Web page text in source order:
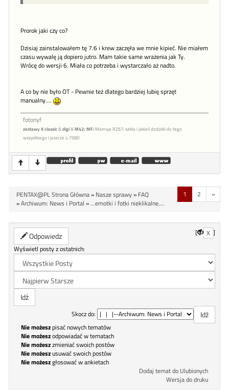
Prorok jaki czy co?
Dzisiaj zainstalowałem tę 7.6 i krew zaczęła we mnie kipieć. Nie miałem
czasu wywalę ją dopiero jutro. Mam takie same wrażenia jak Ty.
Wrócę do wersji 6. Miała co potrzeba i wystarczało aż nadto.
A co by nie było OT - Pewnie też dlatego bardziej lubię sprzęt
manualny....
fotonyf
zestawy K classic&digi&M42; MF:Mamiya RZ67; szkła i jakieś dodatki do tego
wszystkiego i jeszcze L-758D
1 2 »
PENTAX@PL Strona Główna» Nasze sprawy» FAQ
»Archiwum: News i Portal »...emotki i fotki nieklikalne....
Odpowiedz [ X ]
Wyświetl posty z ostatnich:
Skocz do:
Nie możeszpisać nowych tematów
Nie możeszodpowiadać w tematach
Nie możeszzmieniać swoich postów
Nie możeszusuwać swoich postów
Nie możeszgłosować w ankietach
Dodaj temat do Ulubionych
Wersja do druku